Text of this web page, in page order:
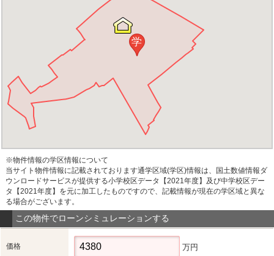
学
※物件情報の学区情報について
当サイト物件情報に記載されております通学区域(学区)情報は、国土数値情報ダ
ウンロードサービスが提供する小学校区データ【2021年度】及び中学校区デー
タ【2021年度】を元に加工したものですので、記載情報が現在の学区域と異な
る場合がございます。
この物件でローンシミュレーションする
価格 万円